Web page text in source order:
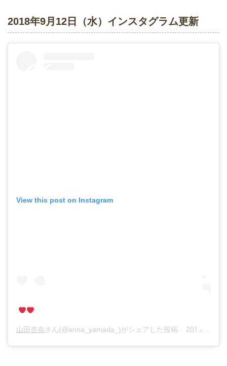
2018年9月12日（水）インスタグラム更新
View this post on Instagram
山田杏奈さん(@anna_yamada_)がシェアした投稿 – 2018年 9月月12日午前6時26分PDT